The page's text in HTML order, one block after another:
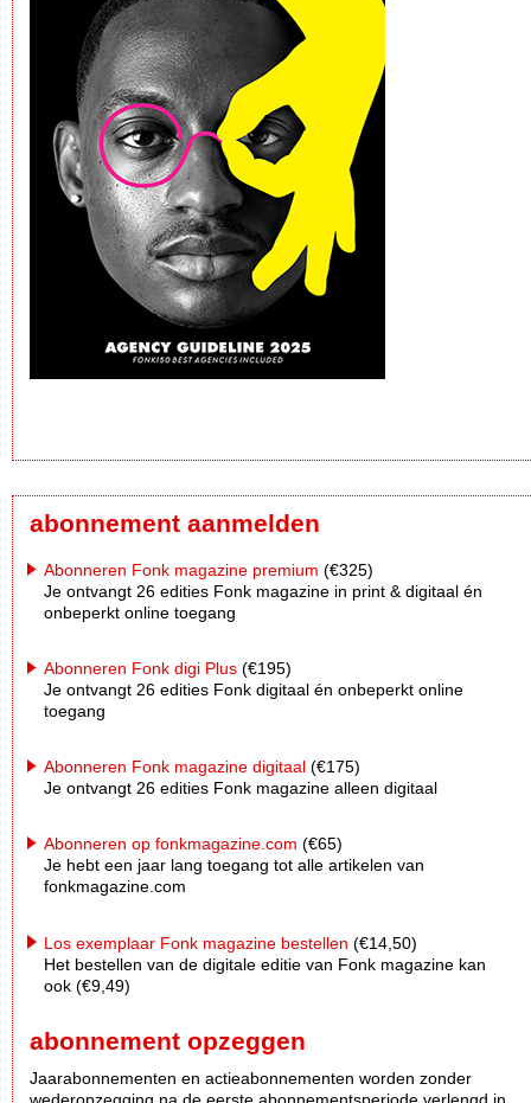
abonnement aanmelden
Abonneren Fonk magazine premium (€325)
Je ontvangt 26 edities Fonk magazine in print & digitaal én
onbeperkt online toegang
Abonneren Fonk digi Plus (€195)
Je ontvangt 26 edities Fonk digitaal én onbeperkt online
toegang
Abonneren Fonk magazine digitaal (€175)
Je ontvangt 26 edities Fonk magazine alleen digitaal
Abonneren op fonkmagazine.com (€65)
Je hebt een jaar lang toegang tot alle artikelen van
fonkmagazine.com
Los exemplaar Fonk magazine bestellen (€14,50)
Het bestellen van de digitale editie van Fonk magazine kan
ook (€9,49)
abonnement opzeggen
Jaarabonnementen en actieabonnementen worden zonder
wederopzegging na de eerste abonnementsperiode verlengd in